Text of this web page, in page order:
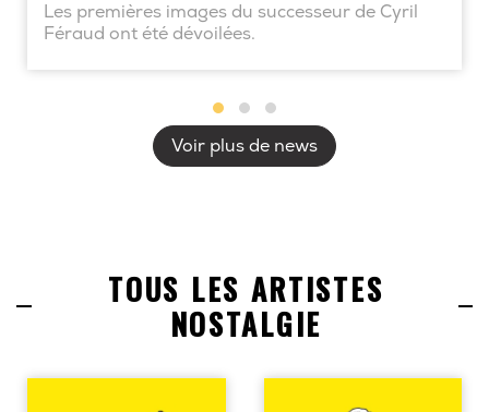
Les premières images du successeur de Cyril
Féraud ont été dévoilées.
Voir plus de news
TOUS LES ARTISTES
NOSTALGIE